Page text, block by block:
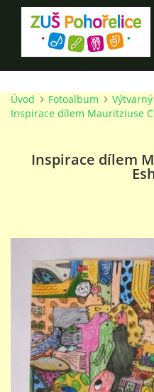
ÚVOD
PRO RODIČE
TALENTOVÉ ZKOUŠKY
STUDIJNÍ OBORY
Úvod Fotoalbum
Inspirace dílem Mauritziuse
Inspirace dílem